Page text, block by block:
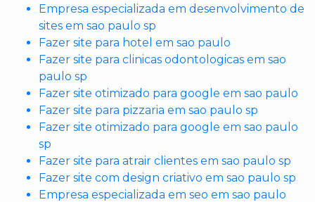
Empresa especializada em desenvolvimento de
sites em sao paulo sp
Fazer site para hotel em sao paulo
Fazer site para clinicas odontologicas em sao
paulo sp
Fazer site otimizado para google em sao paulo
Fazer site para pizzaria em sao paulo sp
Fazer site otimizado para google em sao paulo
sp
Fazer site para atrair clientes em sao paulo sp
Fazer site com design criativo em sao paulo sp
Empresa especializada em seo em sao paulo